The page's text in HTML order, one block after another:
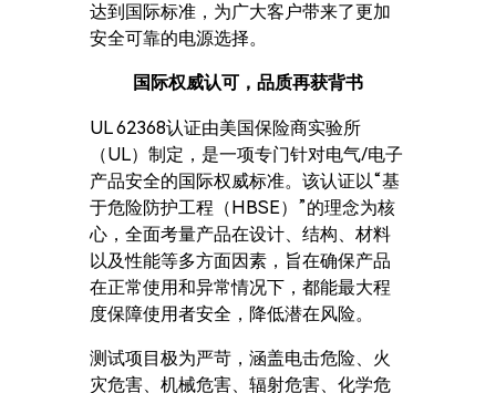
达到国际标准，为广大客户带来了更加
安全可靠的电源选择。
国际权威认可，品质再获背书
UL 62368认证由美国保险商实验所
（UL）制定，是一项专门针对电气/电子
产品安全的国际权威标准。该认证以“基
于危险防护工程（HBSE）”的理念为核
心，全面考量产品在设计、结构、材料
以及性能等多方面因素，旨在确保产品
在正常使用和异常情况下，都能最大程
度保障使用者安全，降低潜在风险。
测试项目极为严苛，涵盖电击危险、火
灾危害、机械危害、辐射危害、化学危